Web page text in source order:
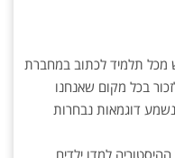
מכל תלמיד לכתוב במחברת
בכל מקום שאנחנו
נשמע דוגמאות נבחרות
למדו ילדים